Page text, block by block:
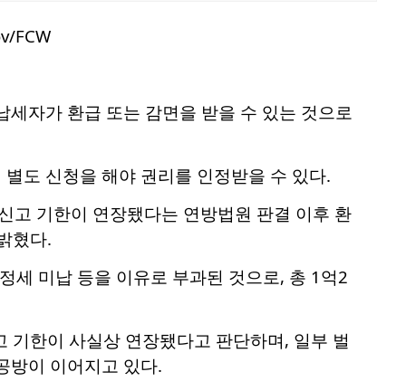
자가 환급 또는 감면을 받을 수 있는 것으로
도 신청을 해야 권리를 인정받을 수 있다.
고 기한이 연장됐다는 연방법원 판결 이후 환
혔다.
세 미납 등을 이유로 부과된 것으로, 총 1억2
한이 사실상 연장됐다고 판단하며, 일부 벌
방이 이어지고 있다.